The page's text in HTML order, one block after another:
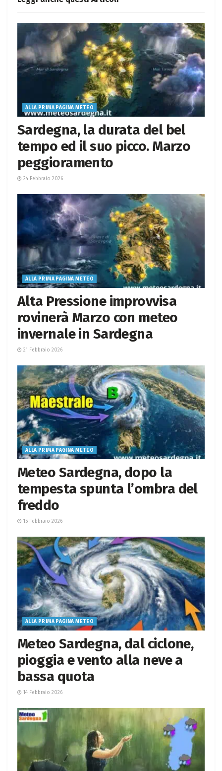
ALLA PRIMA PAGINA METEO
Sardegna, la durata del bel
tempo ed il suo picco. Marzo
peggioramento
24 Febbraio 2026
ALLA PRIMA PAGINA METEO
Alta Pressione improvvisa
rovinerà Marzo con meteo
invernale in Sardegna
21 Febbraio 2026
ALLA PRIMA PAGINA METEO
Meteo Sardegna, dopo la
tempesta spunta l’ombra del
freddo
15 Febbraio 2026
ALLA PRIMA PAGINA METEO
Meteo Sardegna, dal ciclone,
pioggia e vento alla neve a
bassa quota
14 Febbraio 2026